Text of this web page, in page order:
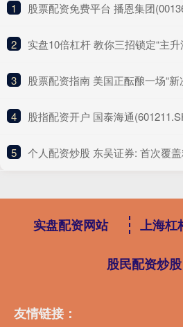
1 股票配资免费平台 播恩集团
2 实盘10倍杠杆 教你三招锁定“主升浪”, 老
3 股票配资指南 美国正酝酿一场“新次贷危机”？
4 股指配资开户 国泰海通(601211.SH)发布一季度业绩，归
5 个人配资炒股 东吴证券: 首次覆
实盘配资网站 上海杠
股民配资炒股
友情链接：